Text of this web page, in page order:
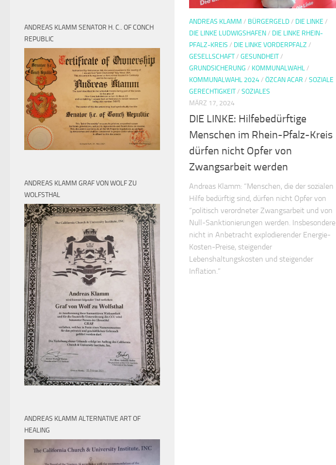
ANDREAS KLAMM / BÜRGERGELD/ DIE LINKE /
DIE LINKE LUDWIGSHAFEN/ DIE LINKE RHEIN-
PFALZ-KREIS / DIE LINKE VORDERPFALZ /
GESELLSCHAFT/ GESUNDHEIT/
GRUNDSICHERUNG / KOMMUNALWAHL/
KOMMUNALWAHL 2024/ ÖZCAN ACAR / SOZIALE
GERECHTIGKEIT/ SOZIALES
MÄRZ 17, 2024
DIE LINKE: Hilfebedürftige
Menschen im Rhein-Pfalz-Kreis
dürfen nicht Opfer von
Zwangsarbeit werden
Andreas Klamm: “Menschen, die der sozialen
Hilfe bedürftig sind, dürfen nicht Opfer von
“politisch verordneter Zwangsarbeit und von
Null-Sanktionierungen werden. Insbesondere
nicht in Anbetracht explodierender Energie-
Kosten-Preise, steigender
Lebenshaltungskosten und steigender
Inflation.”
ANDREAS KLAMM SENATOR H. C.. OF CONCH
REPUBLIC
ANDREAS KLAMM GRAF VON WOLF ZU
WOLFSTHAL
ANDREAS KLAMM ALTERNATIVE ART OF
HEALING